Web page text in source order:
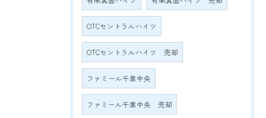
OTCセントラルハイツ
OTCセントラルハイツ 売却
ファミール千里中央
ファミール千里中央 売却